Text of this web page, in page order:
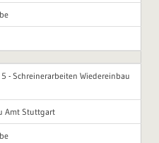
5 - Schreinerarbeiten Wiedereinbau
Amt Stuttgart